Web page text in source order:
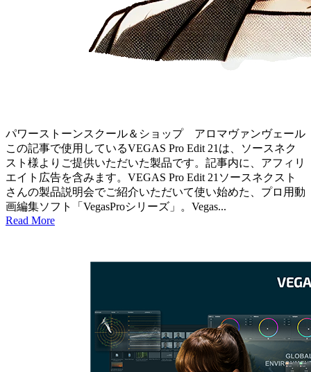
パワーストーンスクール＆ショップ アロマヴァンヴェール
この記事で使用しているVEGAS Pro Edit 21は、ソースネク
スト様よりご提供いただいた製品です。記事内に、アフィリ
エイト広告を含みます。VEGAS Pro Edit 21ソースネクスト
さんの製品説明会でご紹介いただいて使い始めた、プロ用動
画編集ソフト「VegasProシリーズ」。Vegas...
Read More